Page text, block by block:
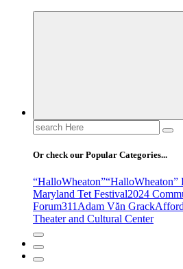
Search
for:
Or check our Popular Categories...
“HalloWheaton”“HalloWheaton”
Maryland Tet Festival2024
Forum311 Adam Văn Grack
Theater and Cultural Center